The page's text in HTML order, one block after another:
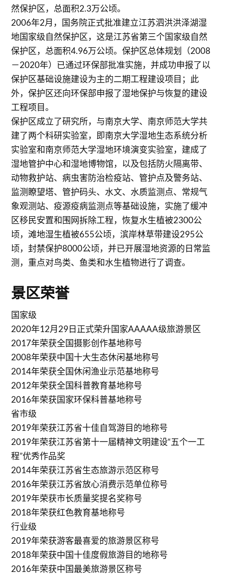
然保护区，总面积2.3万公顷。
2006年2月，国务院正式批准建立江苏泗洪洪泽湖湿
地国家级自然保护区，这是江苏省第三个国家级自然
保护区，总面积4.96万公顷。保护区总体规划（2008
－2020年）已通过环保部批准实施，并成功申报了以
保护区基础设施建设为主的二期工程建设项目；此
外，保护区还向环保部申报了湿地保护与恢复的建设
工程项目。
保护区成立了研究所，与南京大学、南京师范大学共
建了两个科研实验室，即南京大学湿地生态系统分析
实验室和南京师范大学湿地环境演变实验室，建成了
湿地管护中心和湿地博物馆，以及包括防火隔离带、
动物救护站、病虫害防治检疫站、管护点及警务站、
监测瞭望塔、管护码头、水文、水质监测点、常规气
象观测站、疫源疫病监测点等基础设施，实施了缓冲
区移民安置和围网拆除工程，恢复水生植被2300公
顷，滩地湿生植被655公顷，滨岸林草带建设295公
顷，封禁保护8000公顷，并已开展湿地资源的日常监
测，重点对鸟类、鱼类和水生植物进行了调查。
景区荣誉
国家级
2020年12月29日正式荣升国家AAAAA级旅游景区
2017年荣获全国摄影创作基地称号
2008年荣获中国十大生态休闲基地称号
2014年荣获全国休闲渔业示范基地称号
2012年荣获全国科普教育基地称号
2016年荣获国家环保科普基地称号
省市级
2019年荣获江苏省十佳自驾游目的地称号
2019年荣获江苏省第十一届精神文明建设“五个一工
程”优秀作品奖
2014年荣获江苏省生态旅游示范区称号
2016年荣获江苏省放心消费示范单位称号
2019年荣获市长质量奖提名奖称号
2018年荣获红色教育基地称号
行业级
2019年荣获游客最喜爱的旅游景区称号
2018年荣获中国十佳度假旅游目的地称号
2016年荣获中国最美旅游景区称号